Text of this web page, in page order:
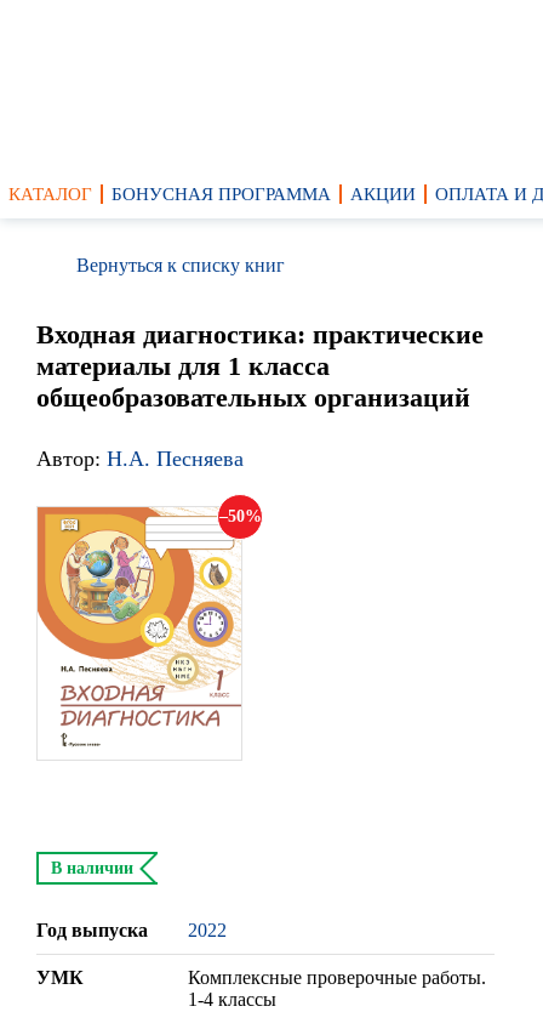
КАТАЛОГ БОНУСНАЯ ПРОГРАММА АКЦИИ ОПЛАТА И
Вернуться к списку книг
Входная диагностика: практические
материалы для 1 класса
общеобразовательных организаций
Автор: Н.А. Песняева
50
В наличии
Год выпуска 2022
УМК
Комплексные проверочные работы.
1-4 классы